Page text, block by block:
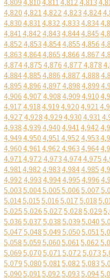
4,8094,8104,8114,8124,813
4,8204,8214,8224,8234,824
4,8304,8314,8324,8334,834
4,8414,8424,8434,8444,845
4,8524,8534,8544,8554,856
4,8634,8644,8654,8664,867
4,8744,8754,8764,8774,878
4,8844,8854,8864,8874,888
4,8954,8964,8974,8984,899
4,9064,9074,9084,9094,910
4,9174,9184,9194,9204,921
4,9274,9284,9294,9304,931
4,9384,9394,9404,9414,942
4,9494,9504,9514,9524,953
4,9604,9614,9624,9634,964
4,9714,9724,9734,9744,975
4,9814,9824,9834,9844,985
4,9924,9934,9944,9954,996
5,0035,0045,0055,0065,007
5,0145,0155,0165,0175,018
5,0255,0265,0275,0285,029
5,0365,0375,0385,0395,040
5,0475,0485,0495,0505,051
5,0585,0595,0605,0615,062
5,0695,0705,0715,0725,073
5,0795,0805,0815,0825,083
5,0905,0915,0925,0935,094